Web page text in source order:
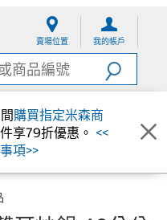
賣場位置 我的帳戶
購買指定米森商
享79折優惠。 <<
項>>